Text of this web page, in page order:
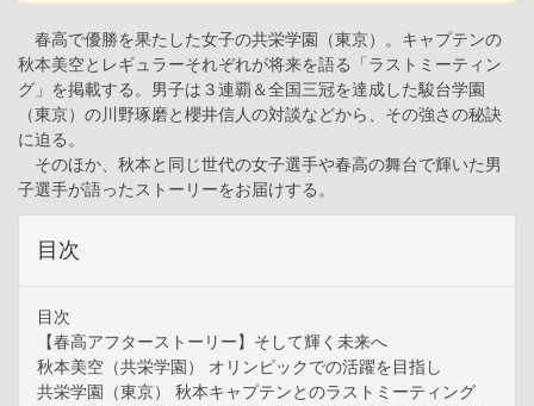
春高で優勝を果たした女子の共栄学園（東京）。キャプテンの
秋本美空とレギュラーそれぞれが将来を語る「ラストミーティン
グ」を掲載する。男子は３連覇＆全国三冠を達成した駿台学園
（東京）の川野琢磨と櫻井信人の対談などから、その強さの秘訣
に迫る。
そのほか、秋本と同じ世代の女子選手や春高の舞台で輝いた男
子選手が語ったストーリーをお届けする。
目次
目次
【春高アフターストーリー】そして輝く未来へ
秋本美空（共栄学園） オリンピックでの活躍を目指し
共栄学園（東京） 秋本キャプテンとのラストミーティング